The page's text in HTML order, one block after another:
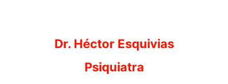
Dr. Héctor Esquivias
Psiquiatra